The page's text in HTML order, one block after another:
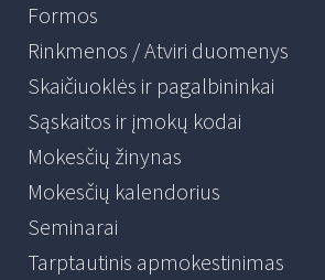
Formos
Rinkmenos / Atviri duomenys
Skaičiuoklės ir pagalbininkai
Sąskaitos ir įmokų kodai
Mokesčių žinynas
Mokesčių kalendorius
Seminarai
Tarptautinis apmokestinimas